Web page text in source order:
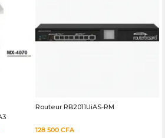
Routeur RB2011UiAS-RM
128 500 CFA